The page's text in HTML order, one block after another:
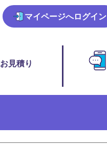
マイページへログイン
お見積り